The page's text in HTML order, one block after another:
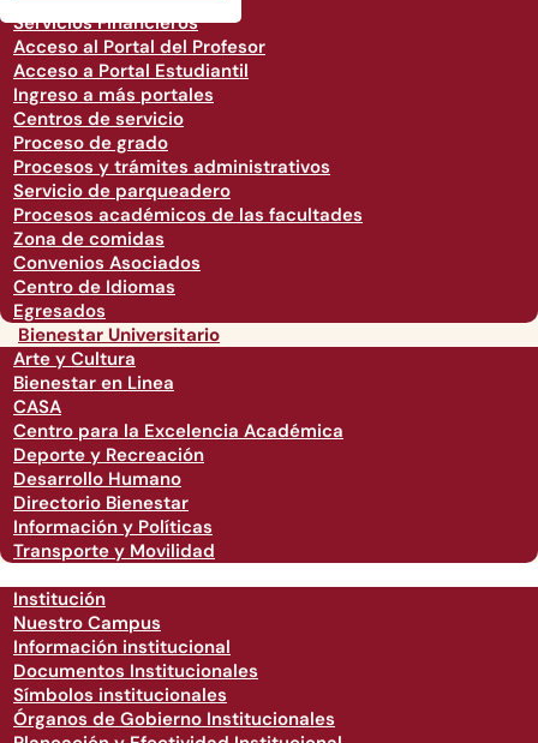
Servicios Financieros
Acceso al Portal del Profesor
Acceso a Portal Estudiantil
Ingreso a más portales
Centros de servicio
Proceso de grado
Procesos y trámites administrativos
Servicio de parqueadero
Procesos académicos de las facultades
Zona de comidas
Convenios Asociados
Centro de Idiomas
Egresados
Bienestar Universitario
Arte y Cultura
Bienestar en Linea
CASA
Centro para la Excelencia Académica
Deporte y Recreación
Desarrollo Humano
Directorio Bienestar
Información y Políticas
Transporte y Movilidad
Institución
Nuestro Campus
Información institucional
Documentos Institucionales
Símbolos institucionales
Órganos de Gobierno Institucionales